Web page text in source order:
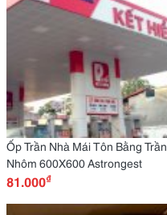
Ốp Trần Nhà Mái Tôn Bằng Trần
Nhôm 600X600 Astrongest
81.000₫